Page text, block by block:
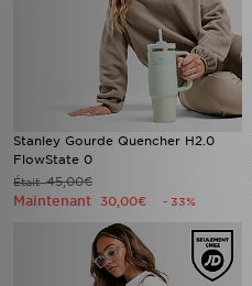
Stanley Gourde Quencher H2.0
FlowState 0
Était45,00€
Maintenant 30,00€ - 33%